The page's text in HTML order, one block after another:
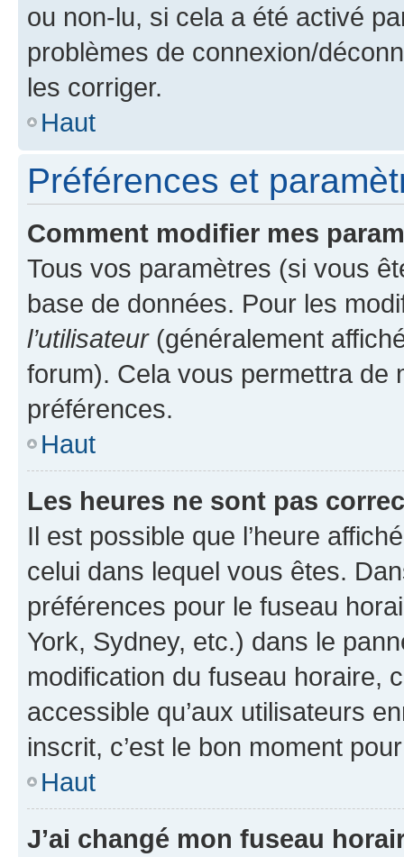
ou non-lu, si cela a été activé
problèmes de connexion/
les corriger.
Haut
Préférences et
Comment modifier mes
Tous vos paramètres (si vous
base de données. Pour les
l’utilisateur(généralement
forum). Cela vous permettra de
préférences.
Haut
Les heures ne sont pas
Il est possible que l’heure
celui dans lequel vous êtes.
préférences pour le fuseau
York, Sydney, etc.) dans le
modification du fuseau horaire,
accessible qu’aux utilisateurs
inscrit, c’est le bon moment
Haut
J’ai changé mon fuseau